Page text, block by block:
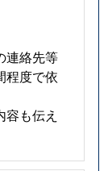
連絡先等
程度で依
も伝え